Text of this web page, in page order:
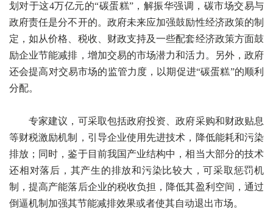
划对于这4万亿元的“碳蛋糕”，解振华强调，碳市场交易与
政府责任是分不开的。政府未来应加强鼓励性经济政策的制
定，如从价格、税收、财政支持及一些配套经济政策方面鼓
励企业节能减排，增加交易的市场潜力和活力。另外，政府
还会提高对交易市场的监管力度，以期促进“碳蛋糕”的顺利
分配。
专家建议，可采取包括政府投资、政府采购和财政贴息
等财税激励机制，引导企业使用先进技术，降低能耗和污染
排放；同时，鉴于目前我国产业结构中，相当大部分的技术
还相对落后，其产生的排放和污染比较大，可采取惩罚机
制，提高产能落后企业的税收负担，降低其盈利空间，通过
倒逼机制加强其节能减排效果或者使其自动退出市场。